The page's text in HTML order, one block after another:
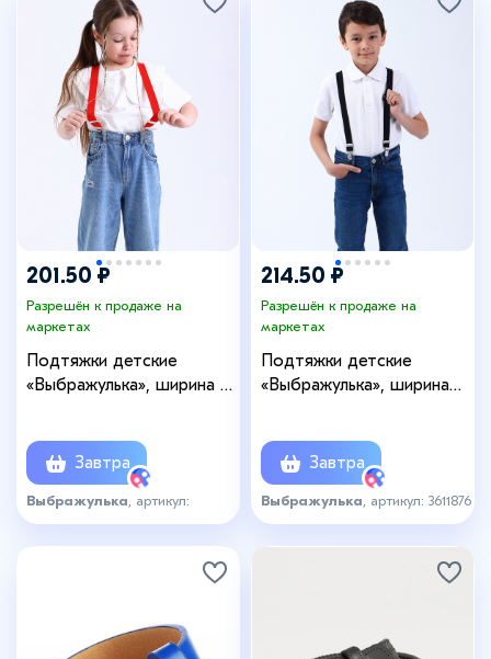
201.50 ₽
Разрешён к продаже на
маркетах
Подтяжки детские
«Выбражулька», ширина 2,
Завтра
Выбражулька , артикул:
6021564
214.50 ₽
Разрешён к продаже на
маркетах
Подтяжки детские
«Выбражулька», ширина
Завтра
Выбражулька , артикул: 3611876